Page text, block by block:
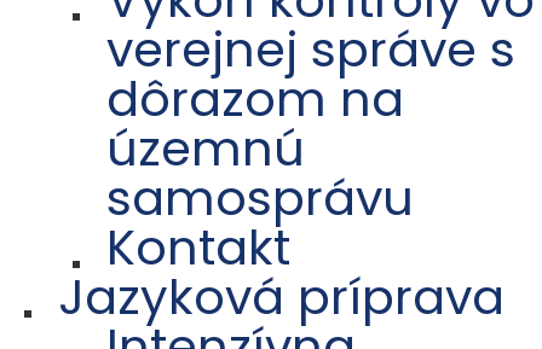
verejnej správe s
dôrazom na
územnú
samosprávu
Kontakt
Jazyková príprava